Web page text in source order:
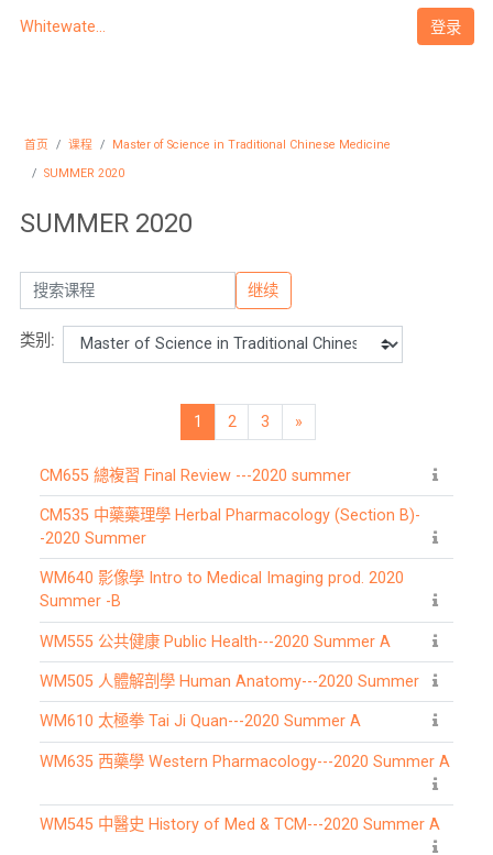
Whitewater University eCampus
登录
首页 课程
Master of Science in Traditional Chinese Medicine
SUMMER 2020
SUMMER 2020
搜索课程 继续
类别:
1
页 1
2
页 2
3
页 3
»
下一页
CM655 總複習 Final Review ---2020 summer
CM535 中藥藥理學 Herbal Pharmacology (Section B)-
-2020 Summer
WM640 影像學 Intro to Medical Imaging prod. 2020
Summer -B
WM555 公共健康 Public Health---2020 Summer A
WM505 人體解剖學 Human Anatomy---2020 Summer
WM610 太極拳 Tai Ji Quan---2020 Summer A
WM635 西藥學 Western Pharmacology---2020 Summer A
WM545 中醫史 History of Med & TCM---2020 Summer A